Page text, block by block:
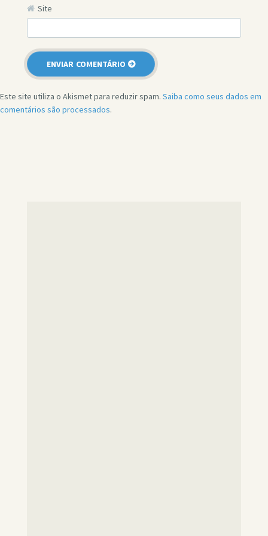
Site
Este site utiliza o Akismet para reduzir spam. Saiba como seus dados em
comentários são processados.